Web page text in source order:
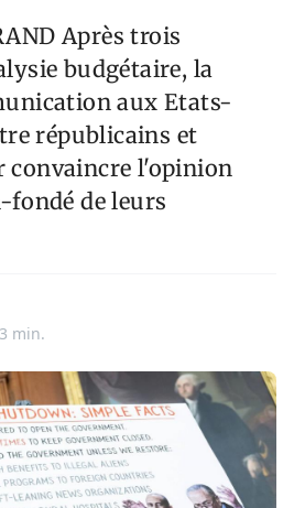
Après trois
budgétaire, la
aux Etats-
républicains et
convaincre l'opinion
de leurs
min.